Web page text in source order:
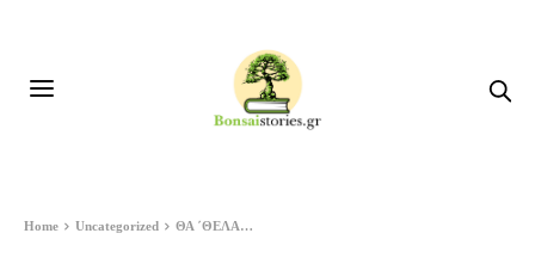
Home Uncategorized ΘΑ ΄ΘΕΛΑ…